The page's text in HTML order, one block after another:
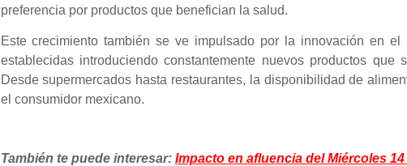
preferencia por productos que benefician la salud.
Este crecimiento también se ve impulsado por la innovación en
establecidas introduciendo constantemente nuevos productos
Desde supermercados hasta restaurantes, la disponibilidad de
el consumidor mexicano.
También te puede interesar: Impacto en afluencia del Miércoles